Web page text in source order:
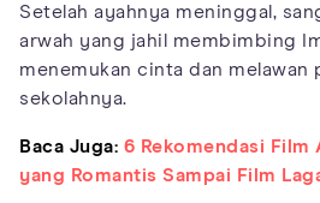
Setelah ayahnya meninggal,
arwah yang jahil membimbing
menemukan cinta dan melawan
sekolahnya.
Baca Juga: 6 Rekomendasi Film
yang Romantis Sampai Film